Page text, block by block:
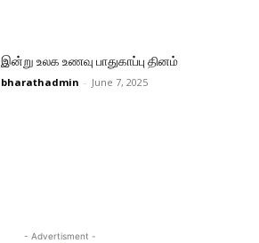
இன்று உலக உணவு பாதுகாப்பு தினம்
bharathadmin - June 7, 2025
- Advertisment -